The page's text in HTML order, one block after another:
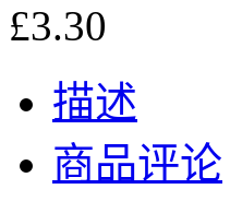
£3.30
描述
商品评论